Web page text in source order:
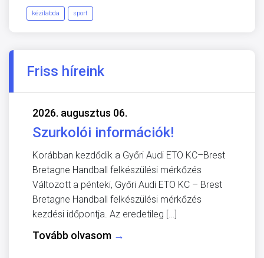
kézilabda sport
Friss híreink
2026. augusztus 06.
Szurkolói információk!
Korábban kezdődik a Győri Audi ETO KC–Brest
Bretagne Handball felkészülési mérkőzés
Változott a pénteki, Győri Audi ETO KC – Brest
Bretagne Handball felkészülési mérkőzés
kezdési időpontja. Az eredetileg […]
Tovább olvasom →